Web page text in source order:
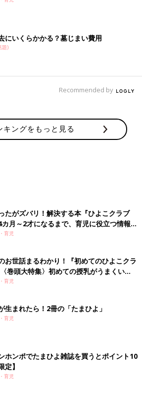
にいくらかかる？墓じまい費用
題)
Recommended by
キングをもっと見る
たがズバリ！解決する本『ひよこクラブ
月～2才になるまで、育児に役立つ情報が
育児
お世話まるわかり！『初めてのひよこクラ
巻頭大特集〉初めての授乳がうまくい
い・ミルクの基本と夏のトラブル 解決テ
育児
生まれたら！2冊の「たまひよ」
育児
ホンポでたまひよ雑誌を買うとポイント10
定】
育児